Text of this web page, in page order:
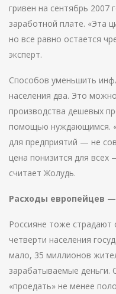
гривен на сентябрь 2007
заработной плате. «Эта
но все равно остается
эксперт.
Способов уменьшить
населения два. Это
производства дешевых
помощью нуждающимся.
для предприятий — не
цена понизится для
считает Жолудь.
Расходы европейцев —
Россияне тоже страдают
четверти населения
мало, 35 миллионов
зарабатываемые деньги.
«проедать» не менее